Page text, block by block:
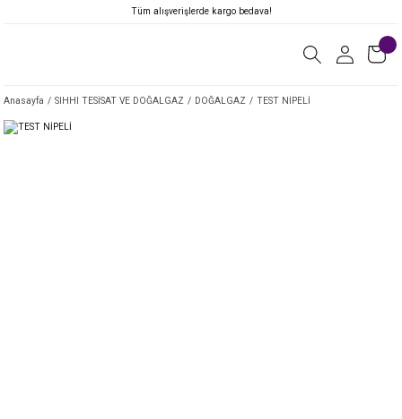
Tüm alışverişlerde kargo bedava!
Anasayfa SIHHI TESİSAT VE DOĞALGAZ DOĞALGAZ TEST NİPELİ